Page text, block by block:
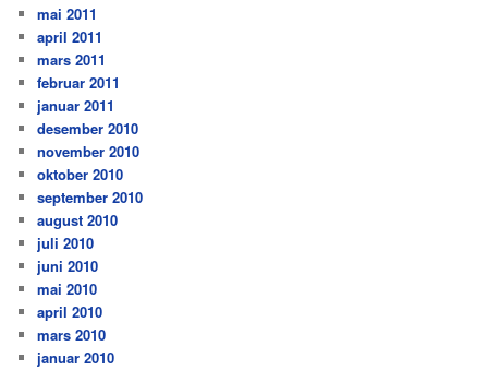
mai 2011
april 2011
mars 2011
februar 2011
januar 2011
desember 2010
november 2010
oktober 2010
september 2010
august 2010
juli 2010
juni 2010
mai 2010
april 2010
mars 2010
januar 2010